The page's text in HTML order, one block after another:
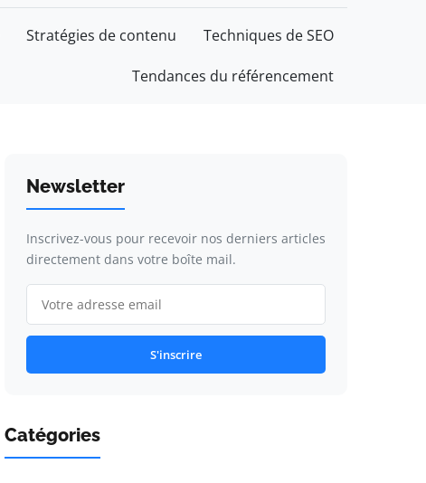
Stratégies de contenu Techniques de SEO
Tendances du référencement
Newsletter
Inscrivez-vous pour recevoir nos derniers articles
directement dans votre boîte mail.
S'inscrire
Catégories